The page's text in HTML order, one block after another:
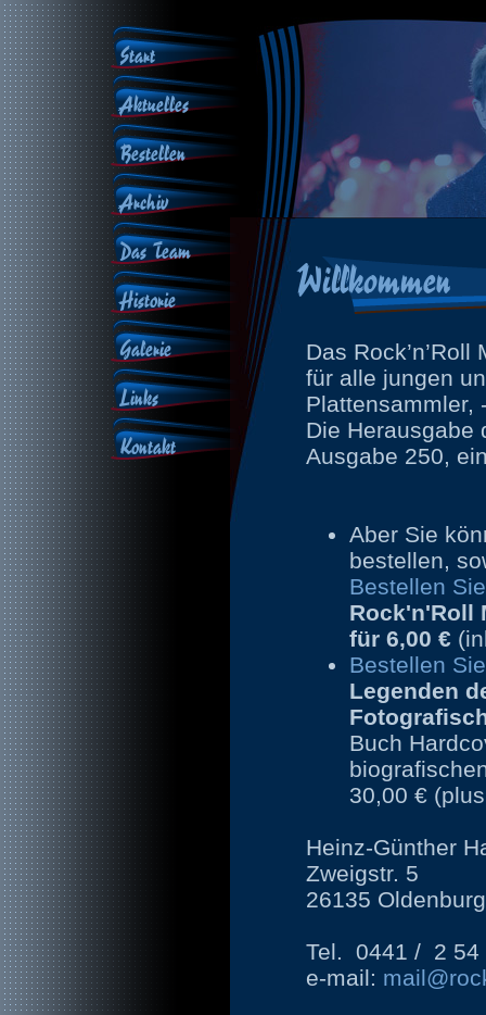
Start
Aktuelles
Bestellen
Archiv
Das Team
Historie
Galerie
Links
Kontakt
Willkommen
Das
für alle jungen
Plattensammler,
Die Herausgabe
Ausgabe 250,
Aber Sie
bestellen,
Bestellen
Rock'n'Roll
für 6,00 €
Bestellen Sie
Legenden
Buch
30,00 €
Heinz-Günther
Zweigstr. 5
26135
Tel. 0441 / 2 54
e-mail: